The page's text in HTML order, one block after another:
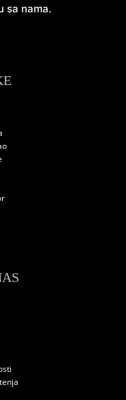
sa nama.